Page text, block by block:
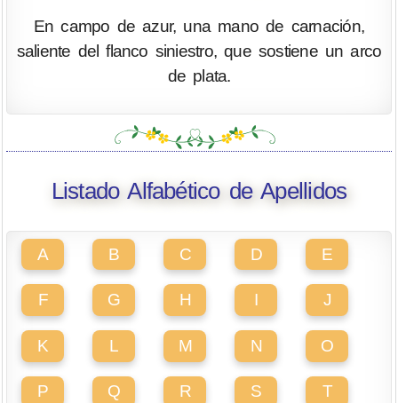
En campo de azur, una mano de carnación,
saliente del flanco siniestro, que sostiene un arco
de plata.
Listado Alfabético de Apellidos
A B C D E
F G H I J
K L M N O
P Q R S T